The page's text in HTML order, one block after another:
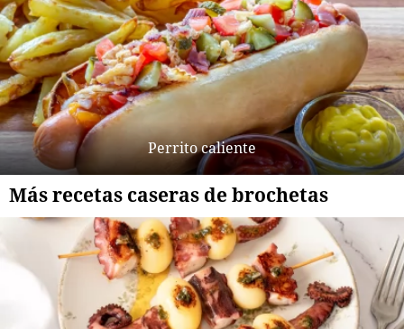
Perrito caliente
Más recetas caseras de brochetas